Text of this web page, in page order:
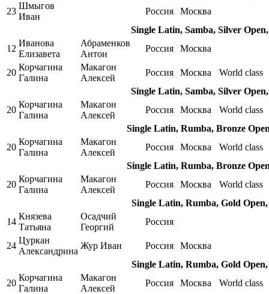
23
Шмыгов
Иван
Россия
Москва
Single Latin, Samba, Silver
12
Иванова
Елизавета
Абраменков
Антон
Россия Москва
20
Корчагина
Галина
Макагон
Алексей
Россия Москва
World class
Single Latin, Samba, Silver
20
Корчагина
Галина
Макагон
Алексей
Россия Москва
World class
Single Latin, Rumba, Bronze
20
Корчагина
Галина
Макагон
Алексей
Россия Москва
World class
Single Latin, Rumba, Bronze
20
Корчагина
Галина
Макагон
Алексей
Россия Москва
World class
Single Latin, Rumba, Gold
14
Князева
Татьяна
Осадчий
Георгий
Россия
24
Цуркан
Александрина
Жур Иван Россия
Москва
Single Latin, Rumba, Gold
20
Корчагина
Галина
Макагон
Алексей
Россия Москва
World class